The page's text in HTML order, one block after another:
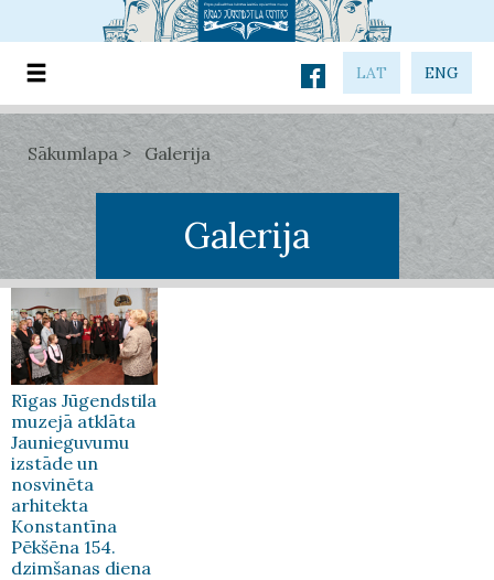
LAT ENG
Sākumlapa Galerija
Galerija
Rīgas Jūgendstila
muzejā atklāta
Jaunieguvumu
izstāde un
nosvinēta
arhitekta
Konstantīna
Pēkšēna 154.
dzimšanas diena